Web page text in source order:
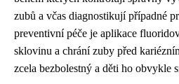
zubů a včas diagnostikují případné
preventivní péče je aplikace
sklovinu a chrání zuby před
zcela bezbolestný a děti ho obvykle